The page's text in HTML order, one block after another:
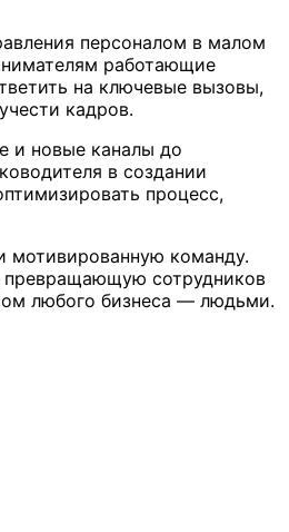
персоналом в малом
работающие
на ключевые вызовы,
кадров.
и новые каналы до
в создании
процесс,
мотивированную команду.
превращающую сотрудников
любого бизнеса — людьми.